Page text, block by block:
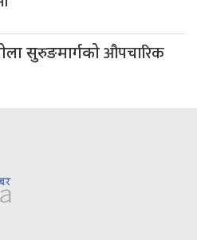
सुरुङमार्गकोऔपचारिक